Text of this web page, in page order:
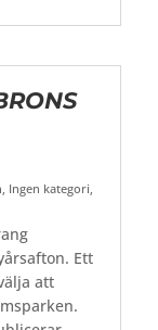
, Ingen kategori,
Ett
att